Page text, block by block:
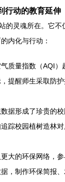
行动的教育延伸
的灵魂所在。它
内化与行动：
气质量指数（AQI
提醒师生采取防护
数据形成了珍贵的
踪校园植树造林
更大的环保网络，
，制作环保简报、